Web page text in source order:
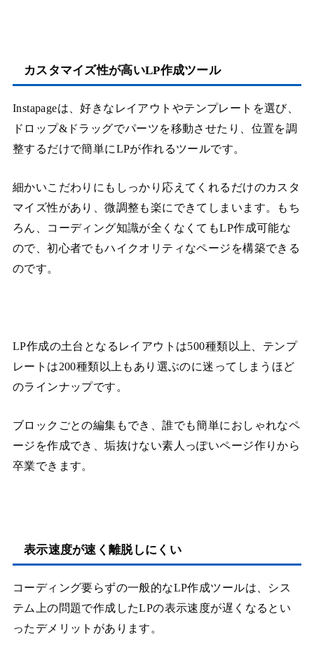
カスタマイズ性が高いLP作成ツール
Instapageは、好きなレイアウトやテンプレートを選び、
ドロップ&ドラッグでパーツを移動させたり、位置を調
整するだけで簡単にLPが作れるツールです。
細かいこだわりにもしっかり応えてくれるだけのカスタ
マイズ性があり、微調整も楽にできてしまいます。もち
ろん、コーディング知識が全くなくてもLP作成可能な
ので、初心者でもハイクオリティなページを構築できる
のです。
LP作成の土台となるレイアウトは500種類以上、テンプ
レートは200種類以上もあり選ぶのに迷ってしまうほど
のラインナップです。
ブロックごとの編集もでき、誰でも簡単におしゃれなペ
ージを作成でき、垢抜けない素人っぽいページ作りから
卒業できます。
表示速度が速く離脱しにくい
コーディング要らずの一般的なLP作成ツールは、シス
テム上の問題で作成したLPの表示速度が遅くなるとい
ったデメリットがあります。